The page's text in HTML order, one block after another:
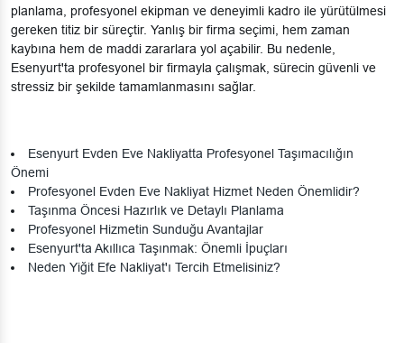
planlama, profesyonel ekipman ve deneyimli kadro ile yürütülmesi
gereken titiz bir süreçtir. Yanlış bir firma seçimi, hem zaman
kaybına hem de maddi zararlara yol açabilir. Bu nedenle,
Esenyurt'ta profesyonel bir firmayla çalışmak, sürecin güvenli ve
stressiz bir şekilde tamamlanmasını sağlar.
Esenyurt Evden Eve Nakliyatta Profesyonel Taşımacılığın
Önemi
Profesyonel Evden Eve Nakliyat Hizmet Neden Önemlidir?
Taşınma Öncesi Hazırlık ve Detaylı Planlama
Profesyonel Hizmetin Sunduğu Avantajlar
Esenyurt'ta Akıllıca Taşınmak: Önemli İpuçları
Neden Yiğit Efe Nakliyat'ı Tercih Etmelisiniz?